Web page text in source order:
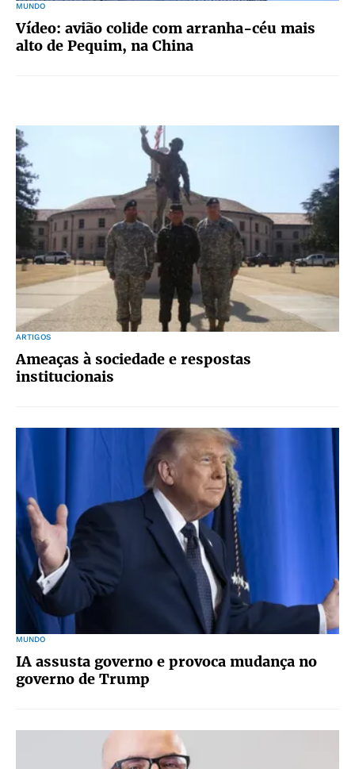
MUNDO
Vídeo: avião colide com arranha-céu mais
alto de Pequim, na China
ARTIGOS
Ameaças à sociedade e respostas
institucionais
MUNDO
IA assusta governo e provoca mudança no
governo de Trump